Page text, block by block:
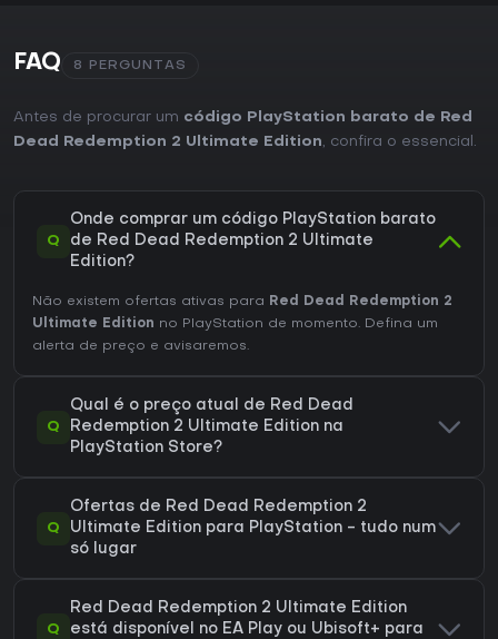
FAQ 8 PERGUNTAS
Antes de procurar um código PlayStation barato de Red
Dead Redemption 2 Ultimate Edition, confira o essencial.
Q
Onde comprar um código PlayStation barato
de Red Dead Redemption 2 Ultimate
Edition?
Não existem ofertas ativas para Red Dead Redemption 2
Ultimate Edition no PlayStation de momento. Defina um
alerta de preço e avisaremos.
Q
Qual é o preço atual de Red Dead
Redemption 2 Ultimate Edition na
PlayStation Store?
Q
Ofertas de Red Dead Redemption 2
Ultimate Edition para PlayStation - tudo num
só lugar
Q
Red Dead Redemption 2 Ultimate Edition
está disponível no EA Play ou Ubisoft+ para